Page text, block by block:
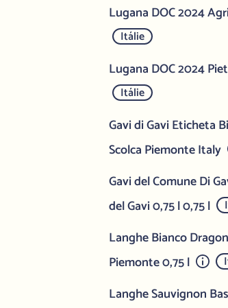
Lugana DOC 2024
Itálie
Lugana DOC 2024
Itálie
Gavi di Gavi Eticheta
Scolca Piemonte Italy
Gavi del Comune Di
del Gavi 0,75 l 0,75 l
Langhe Bianco
Piemonte 0,75 l
Langhe Sauvignon